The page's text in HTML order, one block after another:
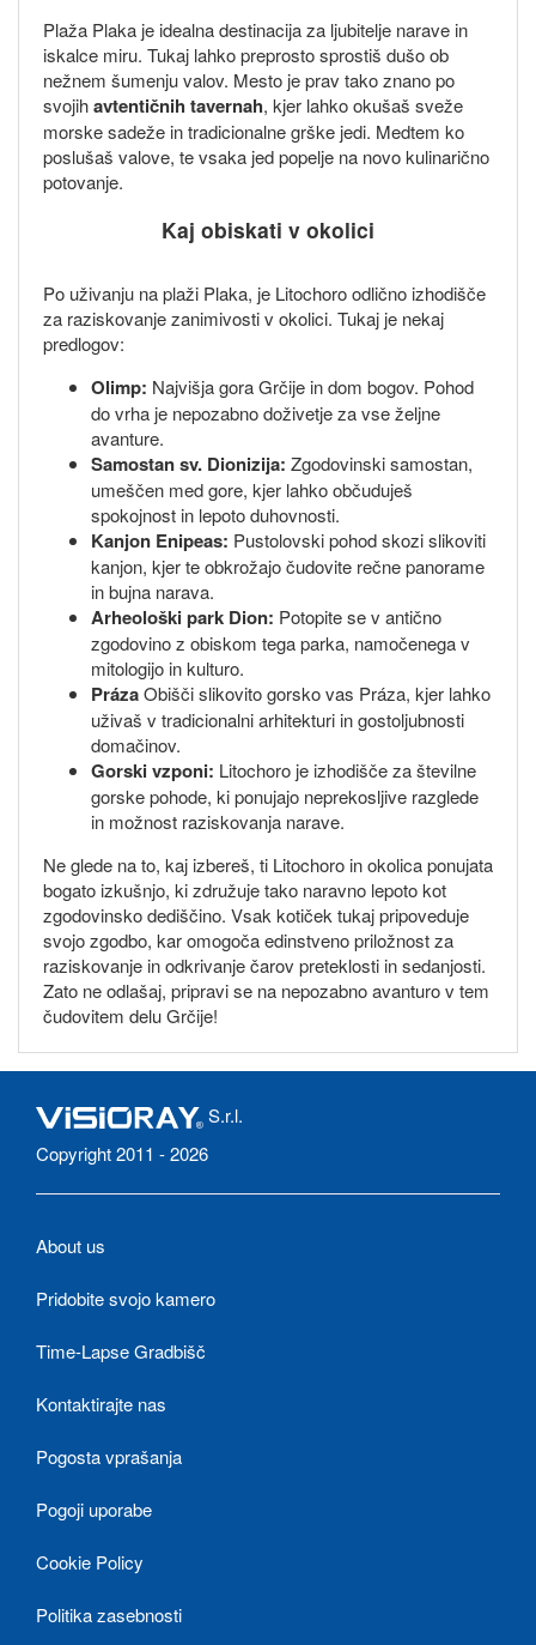
Plaža Plaka je idealna destinacija za ljubitelje narave in
iskalce miru. Tukaj lahko preprosto sprostiš dušo ob
nežnem šumenju valov. Mesto je prav tako znano po
svojihavtentičnih tavernah, kjer lahko okušaš sveže
morske sadeže in tradicionalne grške jedi. Medtem ko
poslušaš valove, te vsaka jed popelje na novo kulinarično
potovanje.
Kaj obiskati v okolici
Po uživanju na plaži Plaka, je Litochoro odlično izhodišče
za raziskovanje zanimivosti v okolici. Tukaj je nekaj
predlogov:
Olimp: Najvišja gora Grčije in dom bogov. Pohod
do vrha je nepozabno doživetje za vse željne
avanture.
Samostan sv. Dionizija: Zgodovinski samostan,
umeščen med gore, kjer lahko občuduješ
spokojnost in lepoto duhovnosti.
Kanjon Enipeas: Pustolovski pohod skozi slikoviti
kanjon, kjer te obkrožajo čudovite rečne panorame
in bujna narava.
Arheološki park Dion: Potopite se v antično
zgodovino z obiskom tega parka, namočenega v
mitologijo in kulturo.
PrázaObišči slikovito gorsko vas Práza, kjer lahko
uživaš v tradicionalni arhitekturi in gostoljubnosti
domačinov.
Gorski vzponi: Litochoro je izhodišče za številne
gorske pohode, ki ponujajo neprekosljive razglede
in možnost raziskovanja narave.
Ne glede na to, kaj izbereš, ti Litochoro in okolica ponujata
bogato izkušnjo, ki združuje tako naravno lepoto kot
zgodovinsko dediščino. Vsak kotiček tukaj pripoveduje
svojo zgodbo, kar omogoča edinstveno priložnost za
raziskovanje in odkrivanje čarov preteklosti in sedanjosti.
Zato ne odlašaj, pripravi se na nepozabno avanturo v tem
čudovitem delu Grčije!
S.r.l.
Copyright 2011 - 2026
About us
Pridobite svojo kamero
Time-Lapse Gradbišč
Kontaktirajte nas
Pogosta vprašanja
Pogoji uporabe
Cookie Policy
Politika zasebnosti